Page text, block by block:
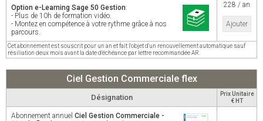
Option e-Learning Sage 50 Gestion:
- Plus de 10h de formation vidéo.
- Montez en compétence à votre rythme grâce à nos
parcours.
228 / an
Ajouter
Cet abonnement est souscrit pour un an et fait l'objet d'un renouvellement automatique sauf
résiliation deux mois avant la date d'échéance par lettre recommandée AR.
Ciel Gestion Commerciale flex
Désignation
Prix Unitaire
€ HT
Abonnement annuel Ciel Gestion Commerciale -